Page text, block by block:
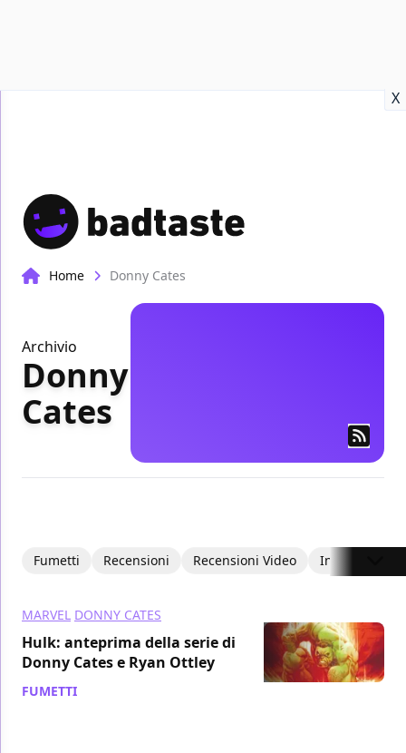
X
Home Donny Cates
Archivio
Donny
Cates
Fumetti Recensioni Recensioni Video Interviste
MARVEL DONNY CATES
Hulk: anteprima della serie di
Donny Cates e Ryan Ottley
FUMETTI